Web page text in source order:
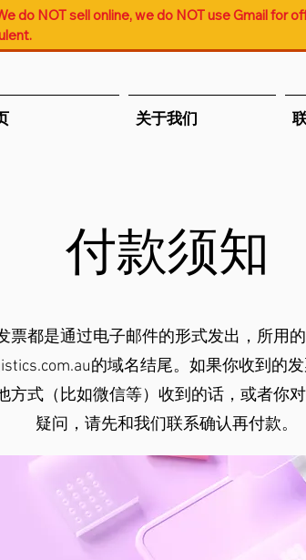
do NOT sell online, we do NOT use Gmail for
关于我们
付款须知
票都是通过电子邮件的形式发出，所用
的域名结尾。如果你收到的
方式（比如微信等）收到的话，或者你
疑问，请先和我们联系确认再付款。